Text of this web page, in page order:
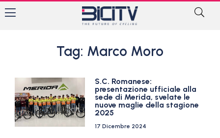
Tag: Marco Moro
S.C. Romanese:
presentazione ufficiale alla
sede di Merida, svelate le
nuove maglie della stagione
2025
17 Dicembre 2024